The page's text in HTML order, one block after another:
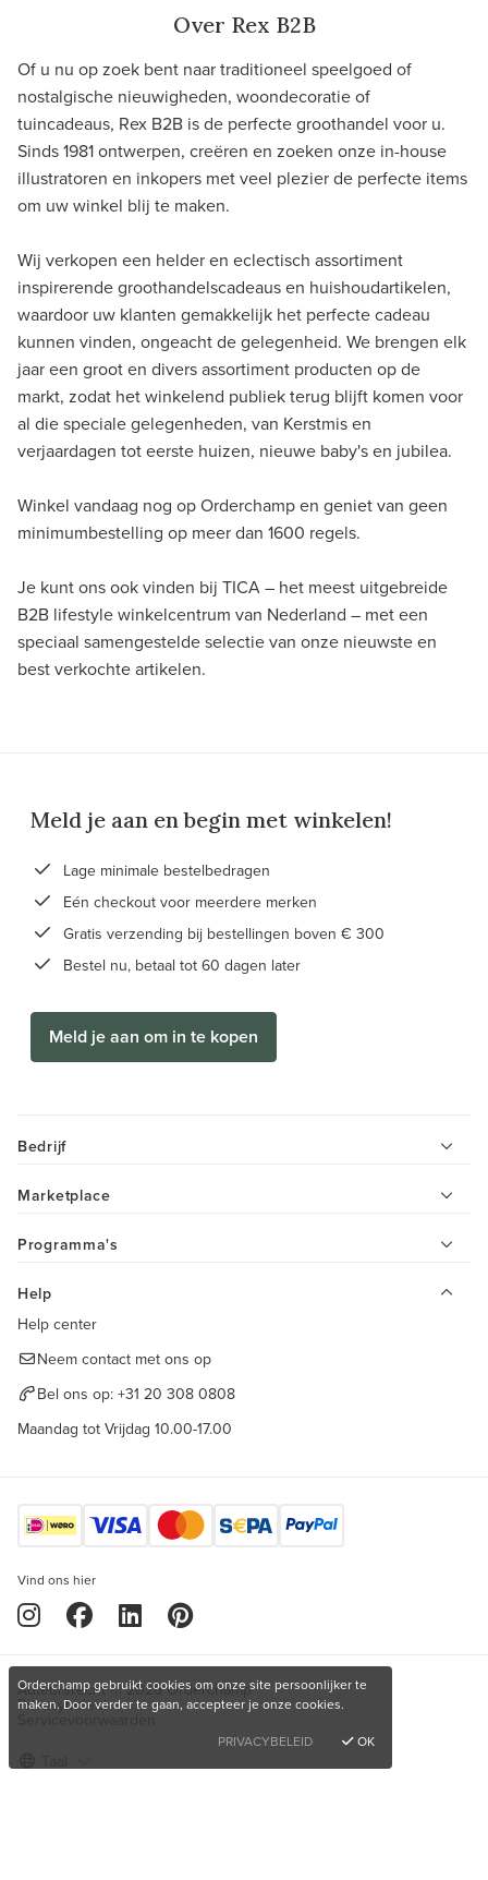
Over Rex B2B
Of u nu op zoek bent naar traditioneel speelgoed of
nostalgische nieuwigheden, woondecoratie of
tuincadeaus, Rex B2B is de perfecte groothandel voor u.
Sinds 1981 ontwerpen, creëren en zoeken onze in-house
illustratoren en inkopers met veel plezier de perfecte items
om uw winkel blij te maken.
Wij verkopen een helder en eclectisch assortiment
inspirerende groothandelscadeaus en huishoudartikelen,
waardoor uw klanten gemakkelijk het perfecte cadeau
kunnen vinden, ongeacht de gelegenheid. We brengen elk
jaar een groot en divers assortiment producten op de
markt, zodat het winkelend publiek terug blijft komen voor
al die speciale gelegenheden, van Kerstmis en
verjaardagen tot eerste huizen, nieuwe baby's en jubilea.
Winkel vandaag nog op Orderchamp en geniet van geen
minimumbestelling op meer dan 1600 regels.
Je kunt ons ook vinden bij TICA – het meest uitgebreide
B2B lifestyle winkelcentrum van Nederland – met een
speciaal samengestelde selectie van onze nieuwste en
best verkochte artikelen.
Meld je aan en begin met winkelen!
Lage minimale bestelbedragen
Eén checkout voor meerdere merken
Gratis verzending bij bestellingen boven € 300
Bestel nu, betaal tot 60 dagen later
Meld je aan om in te kopen
Bedrijf
Marketplace
Programma's
Help
Help center
Neem contact met ons op
Bel ons op: +31 20 308 0808
Maandag tot Vrijdag 10.00-17.00
Vind ons hier
Auteursrecht © 2026 Orderchamp
Privacybeleid
Servicevoorwaarden
Orderchamp gebruikt cookies om onze site persoonlijker te
maken. Door verder te gaan, accepteer je onze cookies.
PRIVACYBELEID
OK